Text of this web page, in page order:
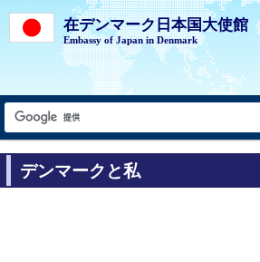
在デンマーク日本国大使館
Embassy of Japan in Denmark
デンマークと私